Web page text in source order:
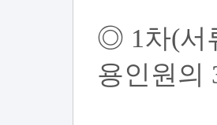
◎ 1차(서
용인원의